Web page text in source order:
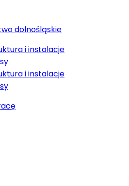
dolnośląskie
i instalacje
i instalacje